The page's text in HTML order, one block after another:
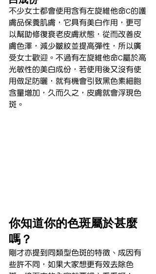
不少女士都會使用含有左旋維他命C的護
膚品保養肌膚，它具有美白作用，更可
以幫助修復衰老皮膚狀態，從而改善皮
膚色澤，減少皺紋並提高彈性，所以廣
受女士歡迎。不過有左旋維他命C屬於高
光敏性的美白成份，若使用後又沒有使
用做足防曬，就有機會引致黑色素細胞
含量增加，久而久之，皮膚就會浮現色
斑。
你知道你的色斑屬於甚麼
嗎？
剛才亦提到同類型色斑的特徵、成因有
些許不同，如果大家想更有效去除色